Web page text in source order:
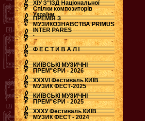
ХІУ З"ЇЗД Національної
Спілки композиторів
України
ПРЕМІЯ З
МУЗИКОЗНАВСТВА PRIMUS
INTER PARES
.
Ф Е С Т И В А Л І
КИЇВСЬКІ МУЗИЧНІ
ПРЕМ"ЄРИ - 2026
ХХХVI Фестиваль КИЇВ
МУЗИК ФЕСТ-2025
КИЇВСЬКІ МУЗИЧНІ
ПРЕМ"ЄРИ - 2025
ХХХУ Фестиваль КИЇВ
МУЗИК ФЕСТ - 2024